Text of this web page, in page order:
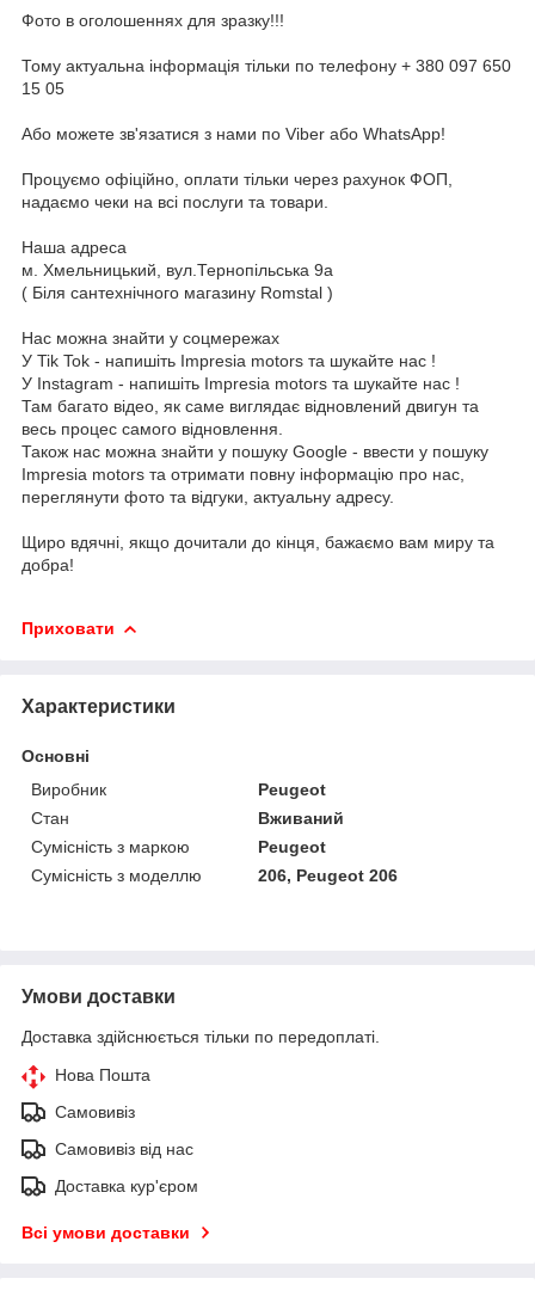
Фото в оголошеннях для зразку!!!
Тому актуальна інформація тільки по телефону + 380 097 650
15 05
Або можете зв'язатися з нами по Viber або WhatsApp!
Процуємо офіційно, оплати тільки через рахунок ФОП,
надаємо чеки на всі послуги та товари.
Наша адреса
м. Хмельницький, вул.Тернопільська 9а
( Біля сантехнічного магазину Romstal )
Нас можна знайти у соцмережах
У Tik Tok - напишіть Impresia motors та шукайте нас !
У Instagram - напишіть Impresia motors та шукайте нас !
Там багато відео, як саме виглядає відновлений двигун та
весь процес самого відновлення.
Також нас можна знайти у пошуку Google - ввести у пошуку
Impresia motors та отримати повну інформацію про нас,
переглянути фото та відгуки, актуальну адресу.
Щиро вдячні, якщо дочитали до кінця, бажаємо вам миру та
добра!
Приховати
Характеристики
Основні
Виробник
Peugeot
Стан
Вживаний
Сумісність з маркою
Peugeot
Сумісність з моделлю
206, Peugeot 206
Умови доставки
Доставка здійснюється тільки по передоплаті.
Нова Пошта
Самовивіз
Самовивіз від нас
Доставка кур'єром
Всі умови доставки